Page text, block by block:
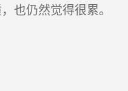
也仍然觉得很累。